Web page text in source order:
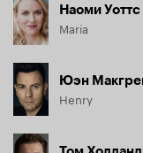
Наоми Уоттс
Maria
Юэн
Henry